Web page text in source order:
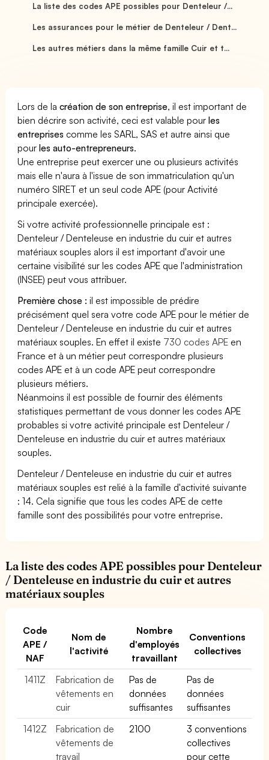
La liste des codes APE possibles pour Denteleur /...
Les assurances pour le métier de Denteleur / Dent...
Les autres métiers dans la même famille Cuir et t...
Lors de lacréation de son entreprise, il est important de
bien décrire son activité, ceci est valable pourles
entreprises comme les SARL, SAS et autre ainsi que
pourles auto-entrepreneurs.
Une entreprise peut exercer une ou plusieurs activités
mais elle n'aura à l'issue de son immatriculation qu'un
numéro SIRET et un seul code APE (pour Activité
principale exercée).
Si votre activité professionnelle principale est :
Denteleur / Denteleuse en industrie du cuir et autres
matériaux souples alors il est important d'avoir une
certaine visibilité sur les codes APE que l'administration
(INSEE) peut vous attribuer.
Première chose : il est impossible de prédire
précisément quel sera votre code APE pour le métier de
Denteleur / Denteleuse en industrie du cuir et autres
matériaux souples. En effet il existe 730 codes APE en
France et à un métier peut correspondre plusieurs
codes APE et à un code APE peut correspondre
plusieurs métiers.
Néanmoins il est possible de fournir des éléments
statistiques permettant de vous donner les codes APE
probables si votre activité principale est Denteleur /
Denteleuse en industrie du cuir et autres matériaux
souples.
Denteleur / Denteleuse en industrie du cuir et autres
matériaux souples est relié à la famille d'activité suivante
: 14. Cela signifie que tous les codes APE de cette
famille sont des possibilités pour votre entreprise.
La liste des codes APE possibles pour Denteleur
/ Denteleuse en industrie du cuir et autres
matériaux souples
Code
APE /
NAF
Nom de
l'activité
Nombre
d'employés
travaillant
Conventions
collectives
1411Z
Fabrication de
vêtements en
cuir
Pas de
données
suffisantes
Pas de
données
suffisantes
1412Z
Fabrication de
vêtements de
travail
2100
3 conventions
collectives
pour cette